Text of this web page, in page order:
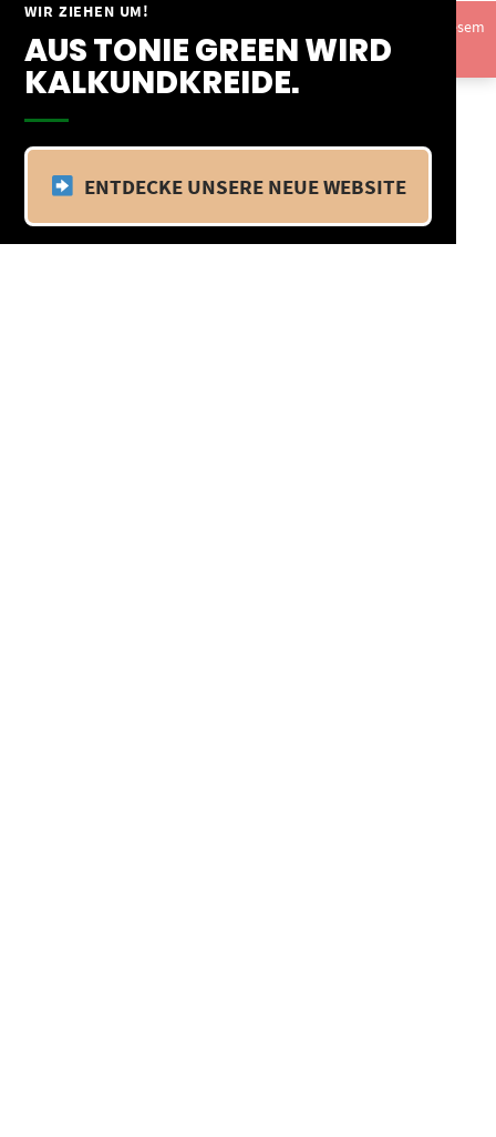
WIR ZIEHEN UM!
AUS TONIE GREEN WIRD
KALKUNDKREIDE.
ENTDECKE UNSERE NEUE WEBSITE
Springe
Inhalt
Vom 09.04.25 - 20.04.25 befinden wir uns im Betriebsurlaub. In diesem
Zeitraum findet kein Versand statt.Ausblenden